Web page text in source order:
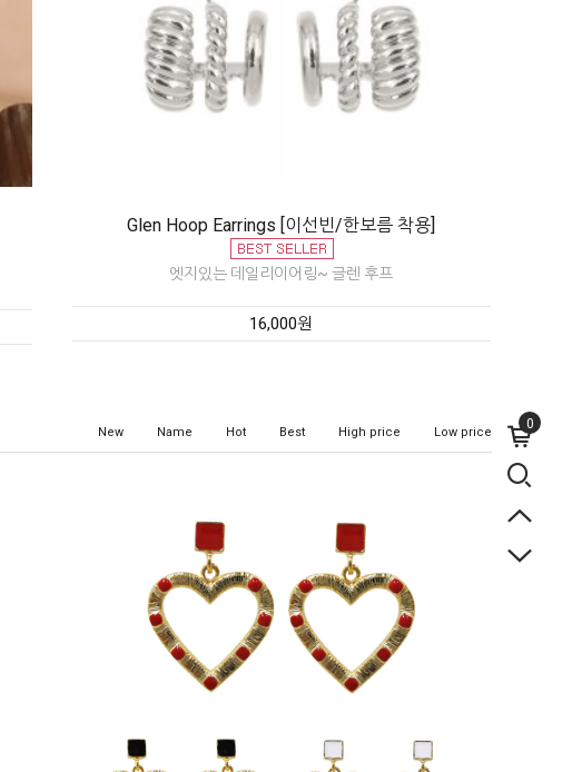
0
Glen Hoop Earrings [이선빈/한보름 착용]
엣지있는 데일리이어링~ 글렌 후프
16,000원
New Name Hot Best High price Low price